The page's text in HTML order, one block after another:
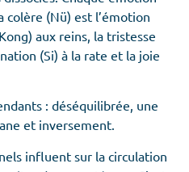
colère (Nü) est l’émotion
aux reins, la tristesse
(Si) à la rate et la joie
: déséquilibrée, une
et inversement.
influent sur la circulation